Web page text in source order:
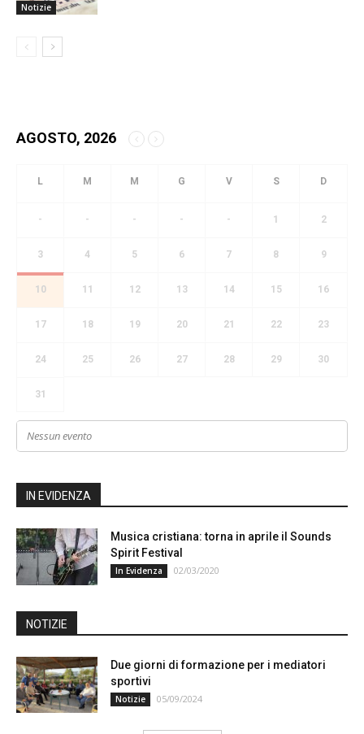
Notizie
AGOSTO, 2026
- - - - - 1 2
3 4 5 6 7 8 9
10 11 12 13 14 15 16
17 18 19 20 21 22 23
24 25 26 27 28 29 30
31
Nessun evento
IN EVIDENZA
Musica cristiana: torna in aprile il Sounds
Spirit Festival
In Evidenza 02/03/2020
NOTIZIE
Due giorni di formazione per i mediatori
sportivi
Notizie 05/09/2024